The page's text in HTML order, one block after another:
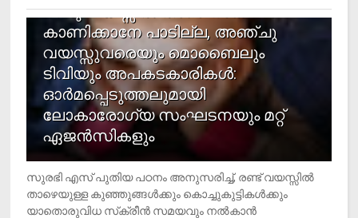
രണ്ടു വയസ്സില്‍ താഴെ സ്‌ക്രീന്‍
കാണിക്കാനേ പാടില്ല, അഞ്ചു
വയസ്സുവരെയും മൊബൈലും
ടിവിയും അപകടകാരികള്‍:
ഓര്‍മപ്പെടുത്തലുമായി
ലോകാരോഗ്യ സംഘടനയും മറ്റ്
ഏജന്‍സികളും
സുരഭി എസ് പുതിയ പഠനം അനുസരിച്ച്, രണ്ട് വയസ്സില്‍
താഴെയുള്ള കുഞ്ഞുങ്ങള്‍ക്കും കൊച്ചുകുട്ടികള്‍ക്കും
യാതൊരുവിധ സ്‌ക്രീന്‍ സമയവും നല്‍കാന്‍